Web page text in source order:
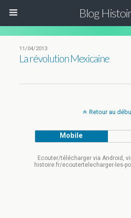
Blog
11/04/2013
La révolution Mexicaine
Retour au
Mobile
Ecouter/télécharger via Android,
histoire.fr/ecoutertelecharger-les-